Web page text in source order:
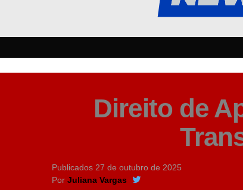
Direito de
Publicados 27 de outubro de 2025
Por Juliana Vargas